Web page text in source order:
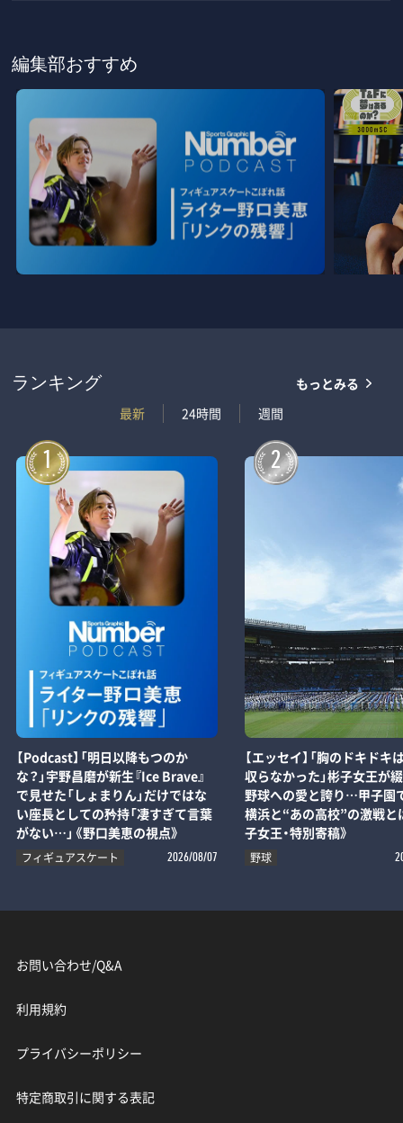
編集部おすすめ
ランキング
最新
24時間 週間
もっとみる
1
【Podcast】「明日以降もつのか
な？」宇野昌磨が新生『Ice Brave』
で見せた「しょまりん」だけではな
い座長としての矜持「凄すぎて言葉
がない…」《野口美恵の視点》
フィギュアスケート 2026/08/07
2
【エッセイ】「胸のドキドキ
収らなかった」彬子女王が
野球への愛と誇り…甲子園
横浜と“あの高校”の激戦と
子女王・特別寄稿》
野球
お問い合わせ/Q&A
利用規約
プライバシーポリシー
特定商取引に関する表記